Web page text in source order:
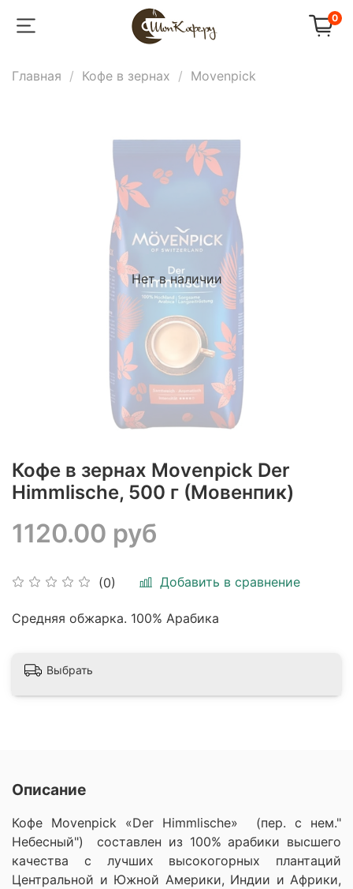
0
Главная Кофе в зернах Movenpick
Нет в наличии
Кофе в зернах Movenpick Der
Himmlische, 500 г (Мовенпик)
(0) Добавить в сравнение
1120.00 руб
Средняя обжарка. 100% Арабика
Выбрать
Описание
Кофе Movenpick «Der Himmlische» (пер. с нем."
Небесный") составлен из 100% арабики высшего
качества с лучших высокогорных плантаций
Центральной и Южной Америки, Индии и Африки,